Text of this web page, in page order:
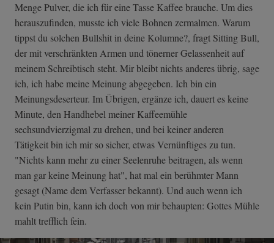
Menge Pulver, die ich für eine Tasse Kaffee brauche. Um dies
herauszufinden, musste ich viele Bohnen zermalmen. Warum
tippst du solchen Bullshit in deine Kolumne?, fragt Sitting Bull,
der mit verschränkten Armen und tönerner Gelassenheit auf
meinem Schreibtisch steht. Mir bleibt nichts anderes übrig, sage
ich, ich habe meine Meinung abgegeben. Ich bin ein
Meinungsdeserteur. Im Übrigen, ergänze ich, dauert es keine
Minute, den Handhebel meiner Kaffeemühle
sechsundvierzigmal zu drehen, und bei keiner anderen
Tätigkeit bin ich mir so sicher, etwas Vernünftiges zu tun.
"Nichts kann mehr zu einer Seelenruhe beitragen, als wenn
man gar keine Meinung hat", hat mal ein berühmter Mann
gesagt (Name dem Verfasser bekannt). Und auch wenn ich
kein Putin bin, kann ich doch von mir behaupten: Gottes Mühle
mahlt trefflich fein.